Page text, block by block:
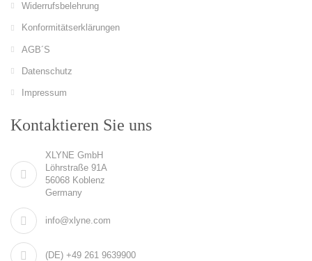
Widerrufsbelehrung
Konformitätserklärungen
AGB´S
Datenschutz
Impressum
Kontaktieren Sie uns
XLYNE GmbH
Löhrstraße 91A
56068 Koblenz
Germany
info@xlyne.com
(DE) +49 261 9639900